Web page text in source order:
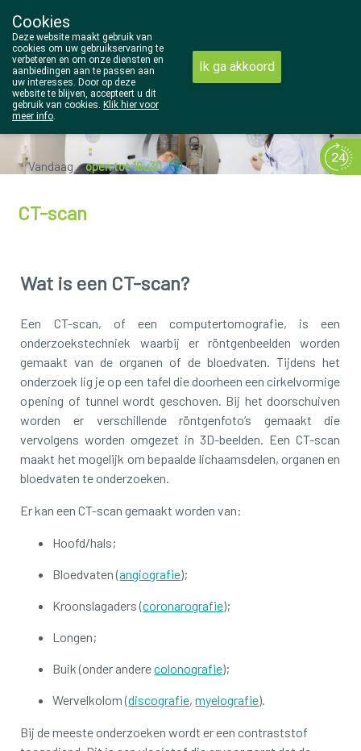
014/810298
Vandaag open tot 18u30
CT-scan
Wat is een CT-scan?
Een CT-scan, of een computertomografie, is een
onderzoekstechniek waarbij er röntgenbeelden worden
gemaakt van de organen of de bloedvaten. Tijdens het
onderzoek lig je op een tafel die doorheen een cirkelvormige
opening of tunnel wordt geschoven. Bij het doorschuiven
worden er verschillende röntgenfoto’s gemaakt die
vervolgens worden omgezet in 3D-beelden. Een CT-scan
maakt het mogelijk om bepaalde lichaamsdelen, organen en
bloedvaten te onderzoeken.
Er kan een CT-scan gemaakt worden van:
Hoofd/hals;
Bloedvaten (angiografie);
Kroonslagaders (coronarografie);
Longen;
Buik (onder anderecolonografie);
Wervelkolom (discografie,myelografie).
Bij de meeste onderzoeken wordt er een contraststof
Cookies
Deze website maakt gebruik van
cookies om uw gebruikservaring te
verbeteren en om onze diensten en
aanbiedingen aan te passen aan
uw interesses. Door op deze
website te blijven, accepteert u dit
gebruik van cookies. Klik hier voor
meer info.
Ik ga akkoord